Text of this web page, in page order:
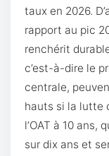
taux en 2026.
rapport au pic
renchérit
c’est-à-dire le
centrale,
hauts si la lutte
l’OAT à 10 ans,
sur dix ans et